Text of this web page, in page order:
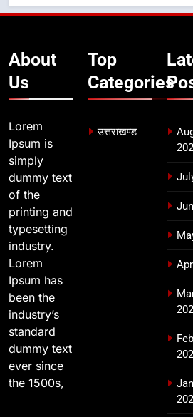
भारी बारिश
About
Us
Lorem
Ipsum is
simply
dummy text
of the
printing and
typesetting
industry.
Lorem
Ipsum has
been the
industry’s
standard
dummy text
ever since
the 1500s,
Top
Categories
उत्तराखण्ड